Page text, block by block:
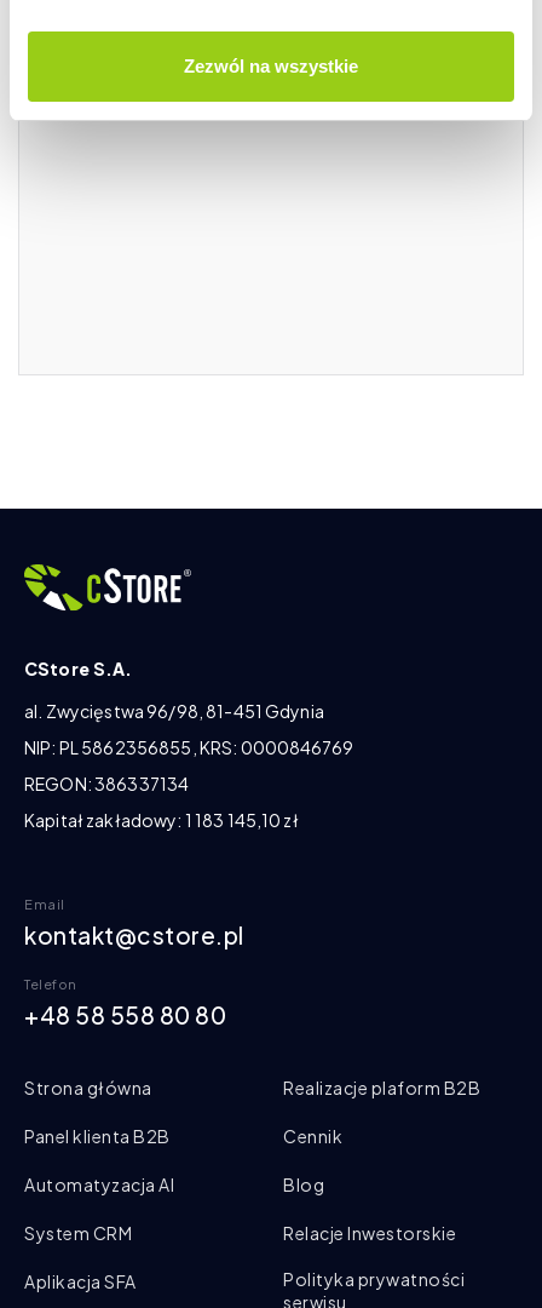
Zezwól na wszystkie
na podanym przykładzie zostało
CStore S.A.
al. Zwycięstwa 96/98, 81-451 Gdynia
NIP: PL 5862356855, KRS: 0000846769
REGON: 386337134
Kapitał zakładowy: 1 183 145,10 zł
Email
kontakt@cstore.pl
Telefon
+48 58 558 80 80
Strona główna
Panel klienta B2B
Automatyzacja AI
System CRM
Aplikacja SFA
Realizacje plaform B2B
Cennik
Blog
Relacje Inwestorskie
Polityka prywatności
serwisu